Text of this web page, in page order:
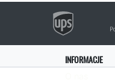
INFORMACJE